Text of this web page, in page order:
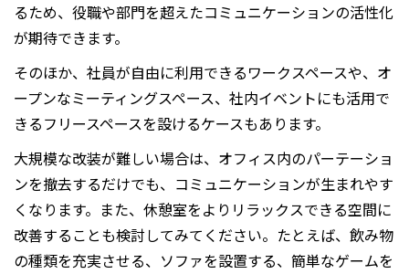
るため、役職や部門を超えたコミュニケーションの活性化
が期待できます。
そのほか、社員が自由に利用できるワークスペースや、オ
ープンなミーティングスペース、社内イベントにも活用で
きるフリースペースを設けるケースもあります。
大規模な改装が難しい場合は、オフィス内のパーテーショ
ンを撤去するだけでも、コミュニケーションが生まれやす
くなります。また、休憩室をよりリラックスできる空間に
改善することも検討してみてください。たとえば、飲み物
の種類を充実させる、ソファを設置する、簡単なゲームを